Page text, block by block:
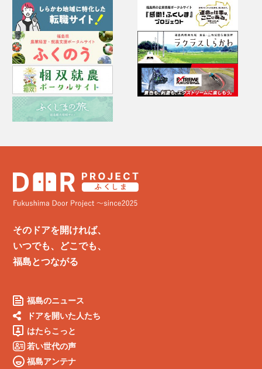
そのドアを開ければ、
いつでも、どこでも、
福島とつながる
福島のニュース
ドアを開いた人たち
はたらこっと
若い世代の声
福島アンテナ